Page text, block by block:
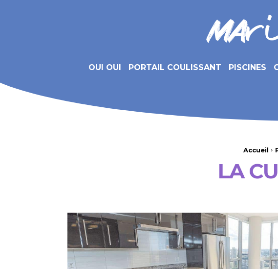
OUI OUI PORTAIL COULISSANT PISCINES
Accueil
LA